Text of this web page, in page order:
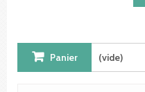
Panier (vide)